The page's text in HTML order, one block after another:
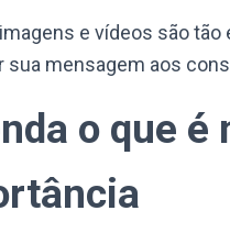
e vídeos são
sua mensagem aos
o que